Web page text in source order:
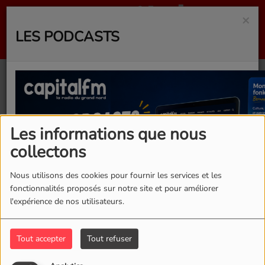
Les informations que nous
collectons
Nous utilisons des cookies pour fournir les services et les
fonctionnalités proposés sur notre site et pour améliorer
l'expérience de nos utilisateurs.
Tout accepter Tout refuser
×
LES PODCASTS